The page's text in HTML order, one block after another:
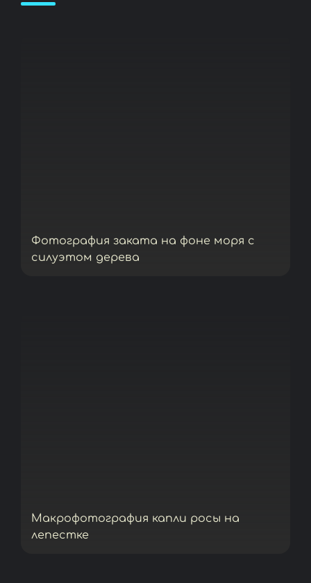
Фотография заката на фоне моря с
силуэтом дерева
Макрофотография капли росы на
лепестке